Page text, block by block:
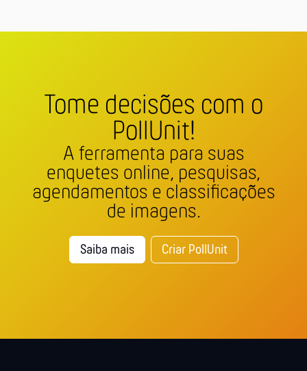
Tome decisões com o
PollUnit!
A ferramenta para suas
enquetes online, pesquisas,
agendamentos e classificações
de imagens.
Saiba mais Criar PollUnit